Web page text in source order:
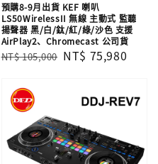
預購8-9月出貨 KEF 喇叭
LS50WirelessII 無線 主動式 監聽
揚聲器 黑/白/鈦/紅/綠/沙色 支援
AirPlay2、Chromecast 公司貨
Regular
NT$ 105,000 Sale
NT$ 75,980